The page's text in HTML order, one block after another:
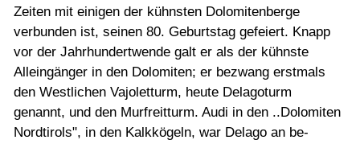
Zeiten mit einigen der kühn­sten Dolomitenberge
verbunden ist, seinen 80. Geburtstag gefeiert. Knapp
vor der Jahrhundertwende galt er als der kühnste
Alleingän­ger in den Dolomiten; er bezwang erstmals
den Westlichen Vajoletturm, heute Delagoturm
genannt, und den Murfreitturm. Audi in den ..Dolomiten
Nordtirols", in den Kalkkögeln, war Delago an be­